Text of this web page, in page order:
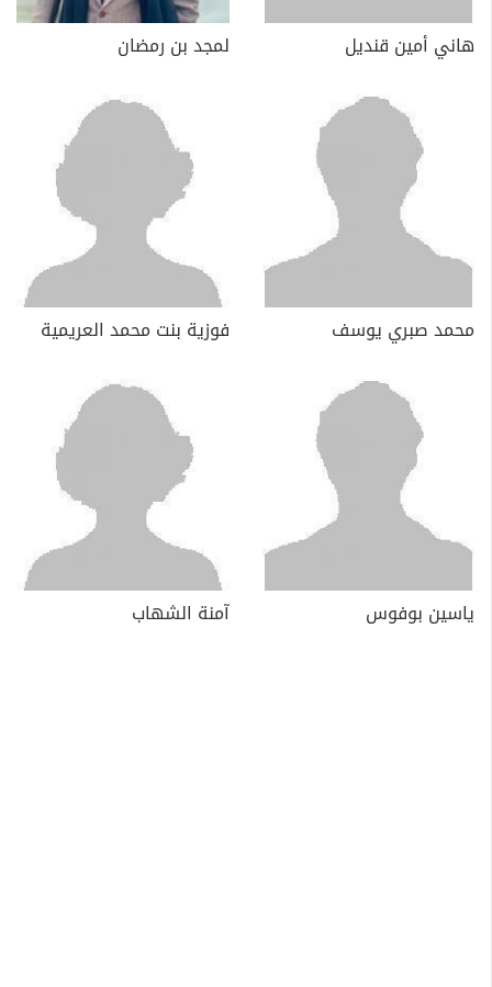
هاني أمين قنديل لمجد بن رمضان
محمد صبري يوسف فوزية بنت محمد العريمية
ياسين بوفوس آمنة الشهاب